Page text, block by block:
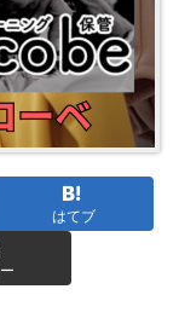
はてブ